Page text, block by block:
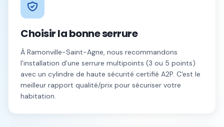
Choisir la bonne serrure
À Ramonville-Saint-Agne, nous recommandons
l'installation d'une serrure multipoints (3 ou 5 points)
avec un cylindre de haute sécurité certifié A2P. C'est le
meilleur rapport qualité/prix pour sécuriser votre
habitation.